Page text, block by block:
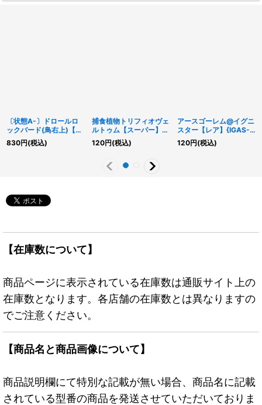
〔状態A-〕ドロールロ
ックバード(鳥右上)【シ
ークレット】{PAC1-
JP026}《モンスター》
830円(税込)
捕食植物トリフィオヴェ
ルトゥム【スーパー】
{SUB1-JP039}《融合》
120円(税込)
アースゴーレム@イグニ
スター【レア】{IGAS-
JP041}《融合》
120円(税込)
【在庫数について】
商品ページに表示されている在庫数は通販サイト上の
在庫数となります。各店舗の在庫数とは異なりますの
でご注意ください。
【商品名と商品画像について】
商品説明欄にて特別な記載が無い場合、商品名に記載
されている型番の商品を発送させていただいておりま